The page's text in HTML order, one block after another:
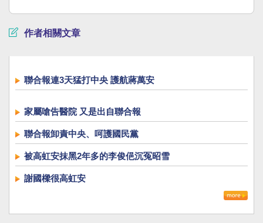
作者相關文章
聯合報連3天猛打中央 護航蔣萬安
家屬嗆告醫院 又是出自聯合報
聯合報卸責中央、呵護國民黨
被高虹安抹黑2年多的李俊俋沉冤昭雪
謝國樑很高虹安